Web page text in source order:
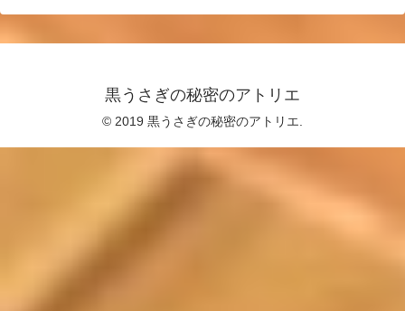
黒うさぎの秘密のアトリエ
© 2019 黒うさぎの秘密のアトリエ.